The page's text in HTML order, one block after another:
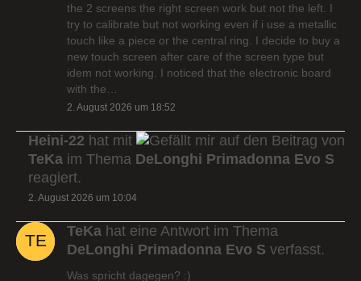
the 2 screens the right screen work but not the left. I
try to calibrate but not working even if i use a metallic
touch like a piece or the central ring. I decide to buy a
new touch screen after care of the screen type but
idem not working. I noticed that the electronic board
with the…
2. August 2026 um 18:52
Heini-22 hat mit
auf den Beitrag von
TeKa im Thema DeLonghi Primadonna Evo S
reagiert.
2. August 2026 um 10:04
TeKa hat eine Antwort im Thema
DeLonghi Primadonna Evo S verfasst.
Was spricht dagegen? :)